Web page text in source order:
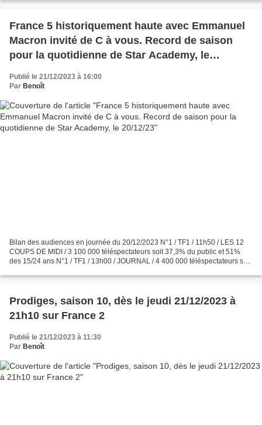
France 5 historiquement haute avec Emmanuel
Macron invité de C à vous. Record de saison
pour la quotidienne de Star Academy, le
Publié le 21/12/2023 à 16:00
Par Benoît
Bilan des audiences en journée du 20/12/2023 N°1 / TF1 / 11h50 / LES 12
COUPS DE MIDI / 3 100 000 téléspectateurs soit 37,3% du public et 51%
des 15/24 ans N°1 / TF1 / 13h00 / JOURNAL / 4 400 000 téléspectateurs soit
Prodiges, saison 10, dès le jeudi 21/12/2023 à
21h10 sur France 2
Publié le 21/12/2023 à 11:30
Par Benoît